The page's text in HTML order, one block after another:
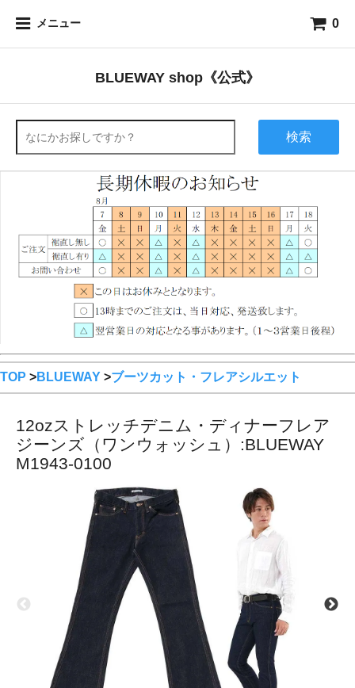
メニュー 0
BLUEWAY shop《公式》
検索
TOP >BLUEWAY >ブーツカット・フレアシルエット
12ozストレッチデニム・ディナーフレア
ジーンズ（ワンウォッシュ）:BLUEWAY
M1943-0100